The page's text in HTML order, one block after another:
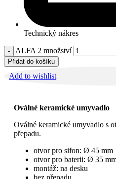
Technický nákres
ALFA 2 množství
Přidat do košíku
Add to wishlist
Oválné keramické umyvadlo
Oválné keramické umyvadlo s
přepadu.
otvor pro sifon: Ø 45 mm
otvor pro baterii: Ø 35
montáž: na desku